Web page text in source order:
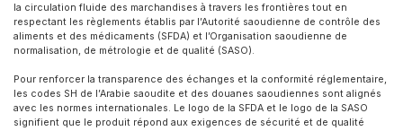
la circulation fluide des marchandises à travers les frontières tout en
respectant les règlements établis par l’Autorité saoudienne de contrôle des
aliments et des médicaments (SFDA) et l’Organisation saoudienne de
normalisation, de métrologie et de qualité (SASO).
Pour renforcer la transparence des échanges et la conformité réglementaire,
les codes SH de l’Arabie saoudite et des douanes saoudiennes sont alignés
avec les normes internationales. Le logo de la SFDA et le logo de la SASO
signifient que le produit répond aux exigences de sécurité et de qualité